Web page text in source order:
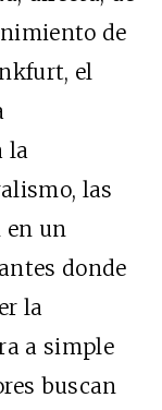
de
el
la
las
en un
donde
la
a simple
buscan